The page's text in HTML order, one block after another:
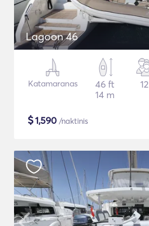
Lagoon 46
Katamaranas
46 ft
14 m
12
$1,590 /naktinis